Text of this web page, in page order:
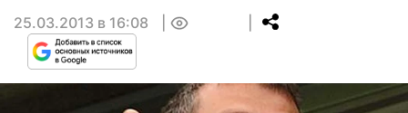
25.03.2013 в 16:08